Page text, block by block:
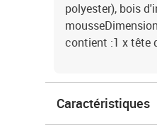
polyester), bois
contient :1 x tête
Caractéristiques